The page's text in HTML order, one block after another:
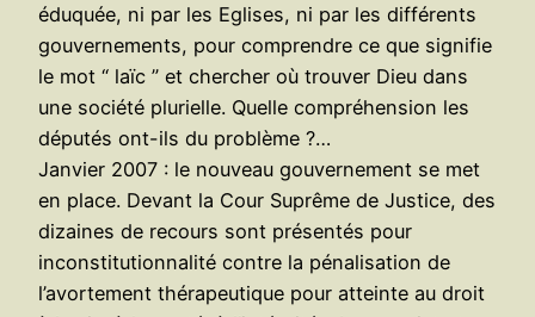
éduquée, ni par les Eglises, ni par les différents
gouvernements, pour comprendre ce que signifie
le mot “ laïc ” et chercher où trouver Dieu dans
une société plurielle. Quelle compréhension les
députés ont-ils du problème ?…
Janvier 2007 : le nouveau gouvernement se met
en place. Devant la Cour Suprême de Justice, des
dizaines de recours sont présentés pour
inconstitutionnalité contre la pénalisation de
l’avortement thérapeutique pour atteinte au droit